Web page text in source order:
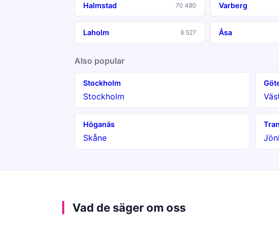
Halmstad 70 480 Varberg
Laholm 6 527 Åsa
Also popular
Stockholm
Stockholm
Höganäs
Skåne
Vad de säger om oss